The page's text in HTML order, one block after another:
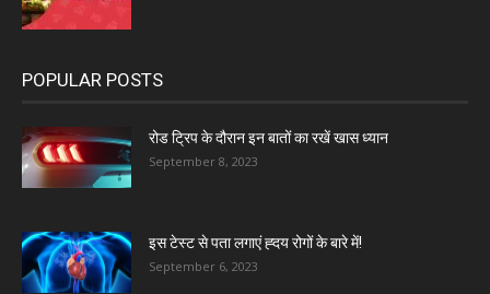
POPULAR POSTS
रोड ट्रिप के दौरान इन बातों का रखें खास ध्यान
September 8, 2023
इस टेस्ट से पता लगाएं ह्दय रोगों के बारे में!
September 6, 2023